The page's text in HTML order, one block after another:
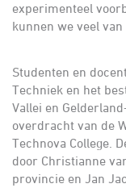
experimenteel
kunnen we veel van
Studenten en
Techniek en het
Vallei en
overdracht van de
Technova College.
door Christianne
provincie en Jan